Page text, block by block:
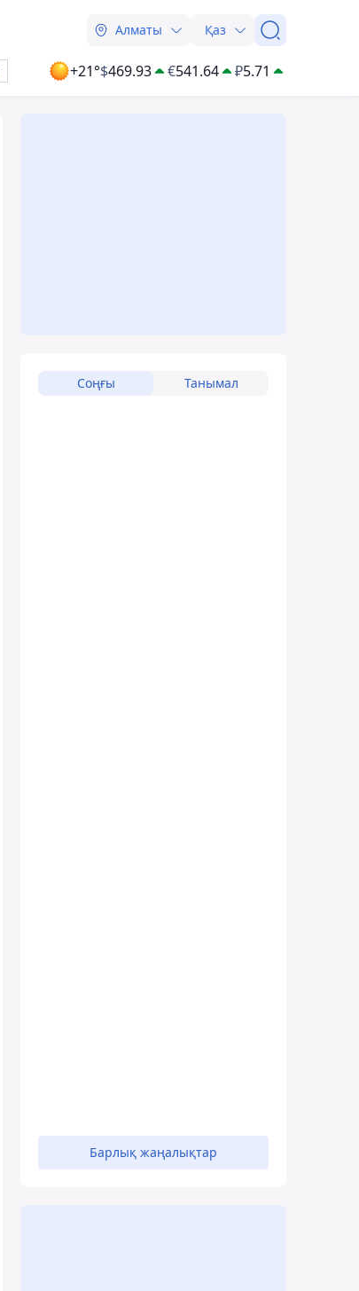
Алматы Қаз
+21°$469.93 €541.64 ₽5.71
Соңғы Танымал
Барлық жаңалықтар